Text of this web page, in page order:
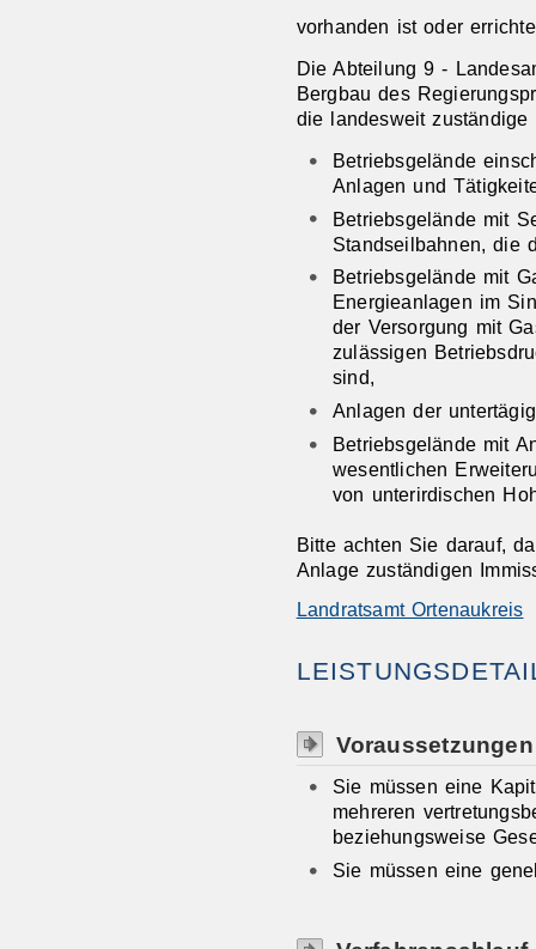
vorhanden ist oder
Die Abteilung 9 -
Bergbau des
die landesweit zuständige
Betriebsgelände
Anlagen und
Betriebsgelände mit
Standseilbahnen, die
Betriebsgelände mit
Energieanlagen im
der Versorgung mit
zulässigen
sind,
Anlagen der
Betriebsgelände mit
wesentlichen
von unterirdischen
Bitte achten Sie darauf,
Anlage zuständigen
Landratsamt Ortenaukreis
Voraussetzungen
Sie müssen eine
mehreren
beziehungsweise
Sie müssen eine